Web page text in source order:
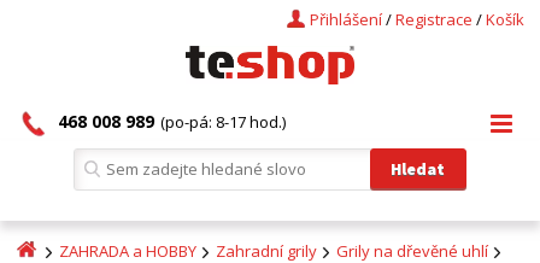
Košík
/
Registrace
/
Přihlášení
468 008 989 (po-pá: 8-17 hod.)
ZAHRADA a HOBBY Zahradní grily
Grily na dřevěné uhlí